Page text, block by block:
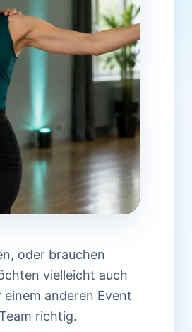
oder brauchen
vielleicht auch
anderen Event
richtig.